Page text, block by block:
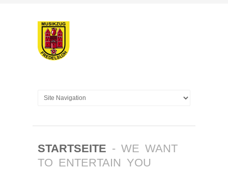
STARTSEITE - WE WANT
TO ENTERTAIN YOU